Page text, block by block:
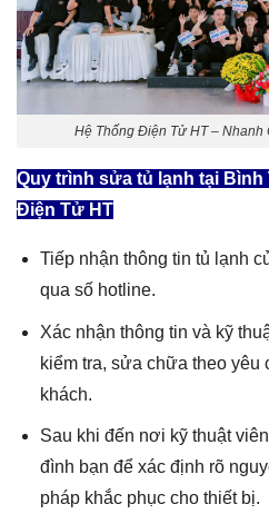
Hệ Thống Điện Tử HT – Nhanh
Quy trình sửa tủ lạnh tại Bình
Điện Tử HT
Tiếp nhận thông tin tủ lạnh
qua số hotline.
Xác nhận thông tin và kỹ
kiểm tra, sửa chữa theo yêu
khách.
Sau khi đến nơi kỹ thuật
đình bạn để xác định rõ
pháp khắc phục cho thiết bị.